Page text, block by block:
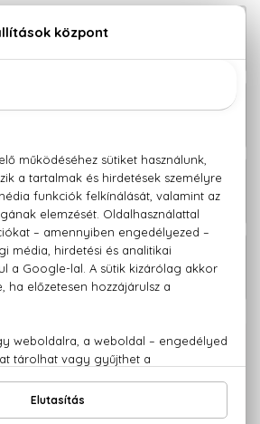
Fényesítő hajvédő spray
Fényesítő hajszerkezet-
5.580 Ft
Veg Hajszerkezet-újjáépítő
záró maszk 1000 ml
4.680 Ft
Veg Hajszerkezet-újjáépítő
előkészítő sampon 1000 ml
4.580 Ft
14 napos visszaküldési garanciával